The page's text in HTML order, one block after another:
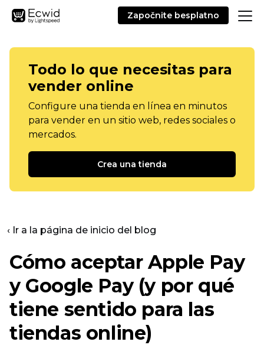
Započnite besplatno
Todo lo que necesitas para
vender online
Configure una tienda en línea en minutos
para vender en un sitio web, redes sociales o
mercados.
Crea una tienda
‹ Ir a la página de inicio del blog
Cómo aceptar Apple Pay
y Google Pay (y por qué
tiene sentido para las
tiendas online)